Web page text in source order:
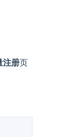
注册页